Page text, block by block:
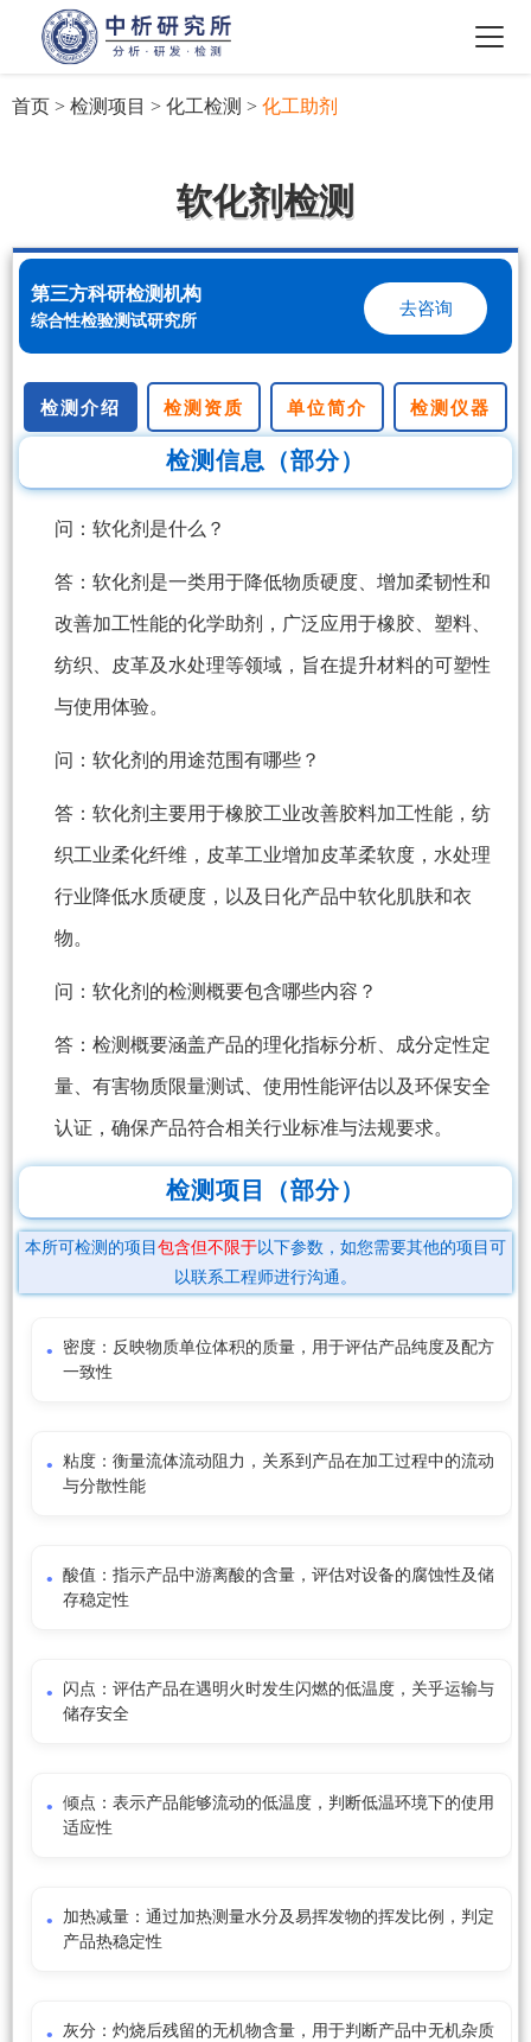
首页 > 检测项目 > 化工检测 > 化工助剂
软化剂检测
第三方科研检测机构
综合性检验测试研究所
去咨询
检测介绍 检测资质 单位简介 检测仪器
检测信息（部分）
问：软化剂是什么？
答：软化剂是一类用于降低物质硬度、增加柔韧性和
改善加工性能的化学助剂，广泛应用于橡胶、塑料、
纺织、皮革及水处理等领域，旨在提升材料的可塑性
与使用体验。
问：软化剂的用途范围有哪些？
答：软化剂主要用于橡胶工业改善胶料加工性能，纺
织工业柔化纤维，皮革工业增加皮革柔软度，水处理
行业降低水质硬度，以及日化产品中软化肌肤和衣
物。
问：软化剂的检测概要包含哪些内容？
答：检测概要涵盖产品的理化指标分析、成分定性定
量、有害物质限量测试、使用性能评估以及环保安全
认证，确保产品符合相关行业标准与法规要求。
检测项目（部分）
本所可检测的项目 包含但不限于以下参数，如您需要其他的项目可
以联系工程师进行沟通。
密度：反映物质单位体积的质量，用于评估产品纯度及配方
一致性
粘度：衡量流体流动阻力，关系到产品在加工过程中的流动
与分散性能
酸值：指示产品中游离酸的含量，评估对设备的腐蚀性及储
存稳定性
闪点：评估产品在遇明火时发生闪燃的低温度，关乎运输与
储存安全
倾点：表示产品能够流动的低温度，判断低温环境下的使用
适应性
加热减量：通过加热测量水分及易挥发物的挥发比例，判定
产品热稳定性
灰分：灼烧后残留的无机物含量，用于判断产品中无机杂质